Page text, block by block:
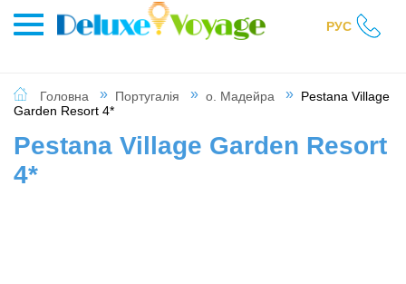
РУС
Головна Португалія о. Мадейра
Pestana Village
Garden Resort 4*
Pestana Village Garden Resort
4*